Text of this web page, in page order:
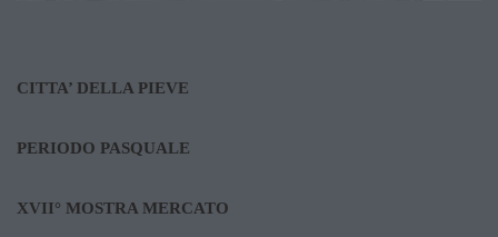
CITTA’ DELLA PIEVE
PERIODO PASQUALE
XVII° MOSTRA MERCATO